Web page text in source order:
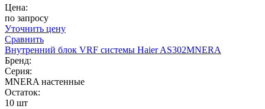
Цена:
по запросу
Уточнить цену
Сравнить
Внутренний блок VRF системы Haier AS302MNERA
Бренд:
Серия:
MNERA настенные
Остаток:
10 шт